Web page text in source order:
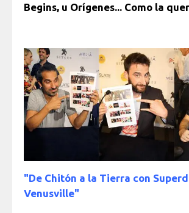
Begins, u Orígenes... Como la
"De Chitón a la Tierra con
Venusville"